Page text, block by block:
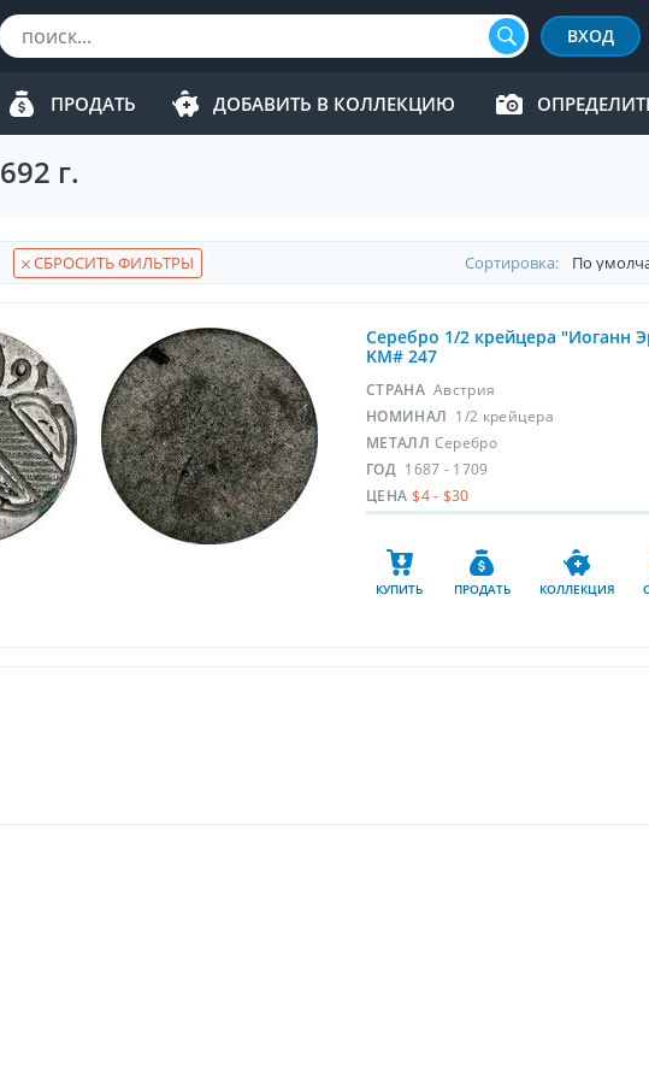
ВХОД
ПРОДАТЬ ДОБАВИТЬ В КОЛЛЕКЦИЮ
г.
СБРОСИТЬ ФИЛЬТРЫ Cортировка:
Серебро 1/2 крейцера "Иоганн
KM# 247
СТРАНА Австрия
НОМИНАЛ 1/2 крейцера
МЕТАЛЛ Серебро
ГОД 1687 - 1709
ЦЕНА $4 - $30
КУПИТЬ ПРОДАТЬ КОЛЛЕКЦИЯ